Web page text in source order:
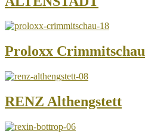
Proloxx Crimmitschau
RENZ Althengstett